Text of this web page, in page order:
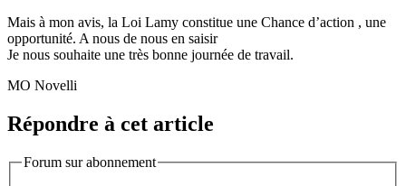
Mais à mon avis, la Loi Lamy constitue une Chance d’action , une
opportunité. A nous de nous en saisir
Je nous souhaite une très bonne journée de travail.
MO Novelli
Répondre à cet article
Forum sur abonnement